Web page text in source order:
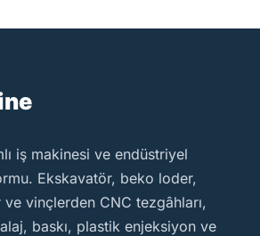
iş makinesi ve endüstriyel
Ekskavatör, beko loder,
vinçlerden CNC tezgâhları,
baskı, plastik enjeksiyon ve